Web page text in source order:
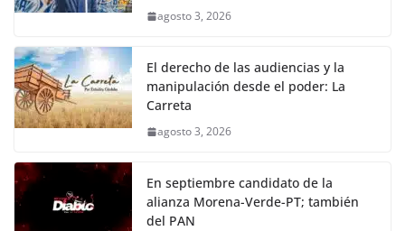
agosto 3, 2026
El derecho de las audiencias y la
manipulación desde el poder: La
Carreta
agosto 3, 2026
En septiembre candidato de la
alianza Morena-Verde-PT; también
del PAN